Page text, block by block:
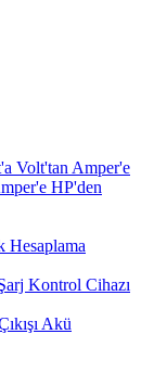
Volt'tan Amper'e
HP'den
Hesaplama
Kontrol Cihazı
Akü